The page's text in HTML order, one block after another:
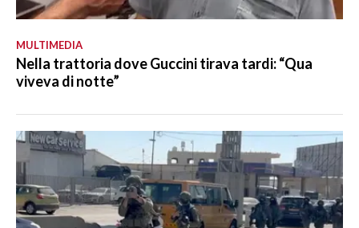
MULTIMEDIA
Nella trattoria dove Guccini tirava tardi: “Qua
viveva di notte”